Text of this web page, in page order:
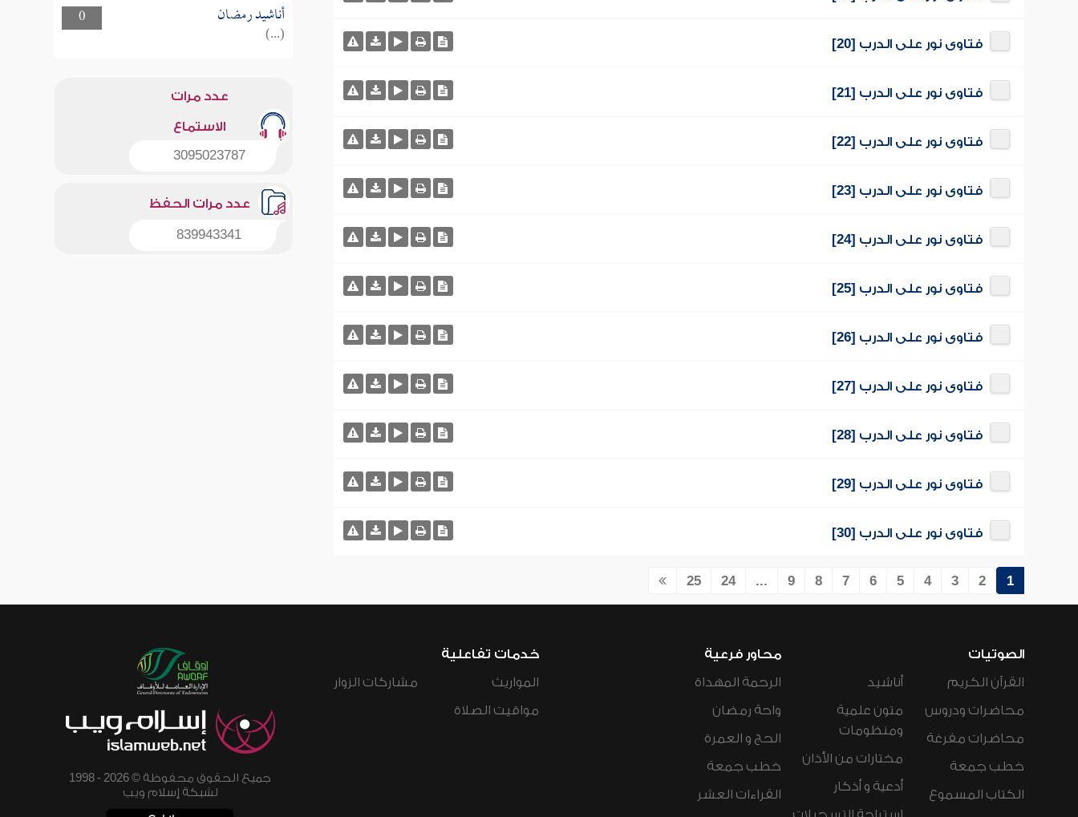
فتاوى نور على الدرب [20]
فتاوى نور على الدرب [21]
فتاوى نور على الدرب [22]
فتاوى نور على الدرب [23]
فتاوى نور على الدرب [24]
فتاوى نور على الدرب [25]
فتاوى نور على الدرب [26]
فتاوى نور على الدرب [27]
فتاوى نور على الدرب [28]
فتاوى نور على الدرب [29]
فتاوى نور على الدرب [30]
1
2
3
4
5
6
7
8
9
...
24
25
0
أناشيد رمضان
(...)
عدد مرات
الاستماع
3095023787
عدد مرات الحفظ
839943341
الصوتيات
القرآن الكريم
محاضرات ودروس
محاضرات مفرغة
خطب جمعة
الكتاب المسموع
أناشيد
متون علمية
ومنظومات
مختارات من الأذان
أدعية و أذكار
محاور فرعية
الرحمة المهداة
واحة رمضان
الحج و العمرة
خطب جمعة
القراءات العشر
خدمات تفاعلية
المواريث
مواقيت الصلاة
مشاركات الزوار
جميع الحقوق محفوظة © 2026 - 1998
لشبكة إسلام ويب